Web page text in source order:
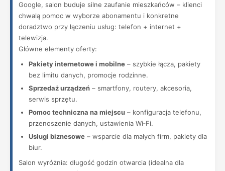
Google, salon buduje silne zaufanie mieszkańców – klienci
chwalą pomoc w wyborze abonamentu i konkretne
doradztwo przy łączeniu usług: telefon + internet +
telewizja.
Główne elementy oferty:
Pakiety internetowe i mobilne – szybkie łącza, pakiety
bez limitu danych, promocje rodzinne.
Sprzedaż urządzeń – smartfony, routery, akcesoria,
serwis sprzętu.
Pomoc techniczna na miejscu – konfiguracja telefonu,
przenoszenie danych, ustawienia Wi‑Fi.
Usługi biznesowe – wsparcie dla małych firm, pakiety dla
biur.
Salon wyróżnia: długość godzin otwarcia (idealna dla